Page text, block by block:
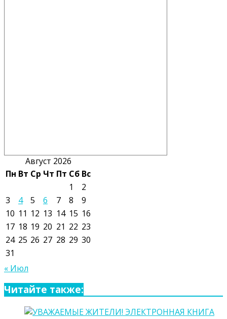
Август 2026
Пн Вт Ср Чт Пт Сб Вс
1
2
3
4 5 6 7 8
9
10 11 12 13 14 15 16
17 18 19 20 21 22 23
24 25 26 27 28 29 30
31
« Июл
Читайте также: